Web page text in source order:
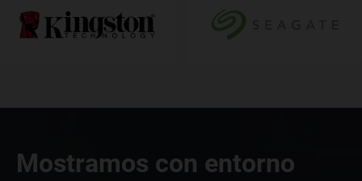
Mostramos con entorno